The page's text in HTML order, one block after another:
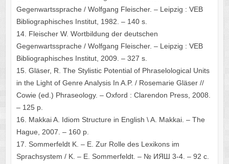
Gegenwartssprache / Wolfgang Fleischer. – Leipzig : VEB
Bibliographisches Institut, 1982. – 140 s.
14. Fleischer W. Wortbildung der deutschen
Gegenwartssprache / Wolfgang Fleischer. – Leipzig : VEB
Bibliographisches Institut, 2009. – 327 s.
15. Gläser, R. The Stylistic Potential of Phraselological Units
in the Light of Genre Analysis In A.P. / Rosemarie Gläser //
Cowie (ed.) Phraseology. – Oxford : Clarendon Press, 2008.
– 125 p.
16. Makkai A. Idiom Structure in English \ A. Makkai. – The
Hague, 2007. – 160 p.
17. Sommerfeldt K. – E. Zur Rolle des Lexikons im
Sprachsystem / K. – E. Sommerfeldt. – № ИЯШ 3-4. – 92 с.